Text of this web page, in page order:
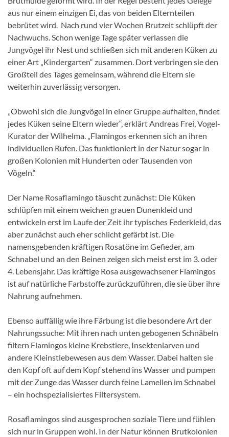
aus nur einem einzigen Ei, das von beiden Elternteilen
bebrütet wird. Nach rund vier Wochen Brutzeit schlüpft der
Nachwuchs. Schon wenige Tage später verlassen die
Jungvögel ihr Nest und schließen sich mit anderen Küken zu
einer Art „Kindergarten“ zusammen. Dort verbringen sie den
Großteil des Tages gemeinsam, während die Eltern sie
weiterhin zuverlässig versorgen.
„Obwohl sich die Jungvögel in einer Gruppe aufhalten, findet
jedes Küken seine Eltern wieder“, erklärt Andreas Frei, Vogel-
Kurator der Wilhelma. „Flamingos erkennen sich an ihren
individuellen Rufen. Das funktioniert in der Natur sogar in
großen Kolonien mit Hunderten oder Tausenden von
Vögeln.“
Der Name Rosaflamingo täuscht zunächst: Die Küken
schlüpfen mit einem weichen grauen Dunenkleid und
entwickeln erst im Laufe der Zeit ihr typisches Federkleid, das
aber zunächst auch eher schlicht gefärbt ist. Die
namensgebenden kräftigen Rosatöne im Gefieder, am
Schnabel und an den Beinen zeigen sich meist erst im 3. oder
4. Lebensjahr. Das kräftige Rosa ausgewachsener Flamingos
ist auf natürliche Farbstoffe zurückzuführen, die sie über ihre
Nahrung aufnehmen.
Ebenso auffällig wie ihre Färbung ist die besondere Art der
Nahrungssuche: Mit ihren nach unten gebogenen Schnäbeln
filtern Flamingos kleine Krebstiere, Insektenlarven und
andere Kleinstlebewesen aus dem Wasser. Dabei halten sie
den Kopf oft auf dem Kopf stehend ins Wasser und pumpen
mit der Zunge das Wasser durch feine Lamellen im Schnabel
– ein hochspezialisiertes Filtersystem.
Rosaflamingos sind ausgesprochen soziale Tiere und fühlen
sich nur in Gruppen wohl. In der Natur können Brutkolonien